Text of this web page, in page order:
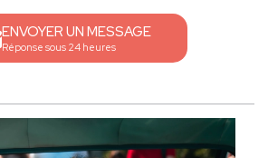
ENVOYER UN MESSAGE
Réponse sous 24 heures